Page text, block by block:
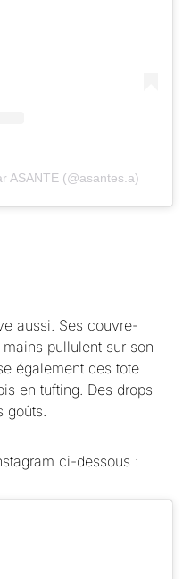
ASANTE (@asantes.a)
aussi. Ses couvre-
pullulent sur son
également des tote
en tufting. Des drops
ci-dessous :